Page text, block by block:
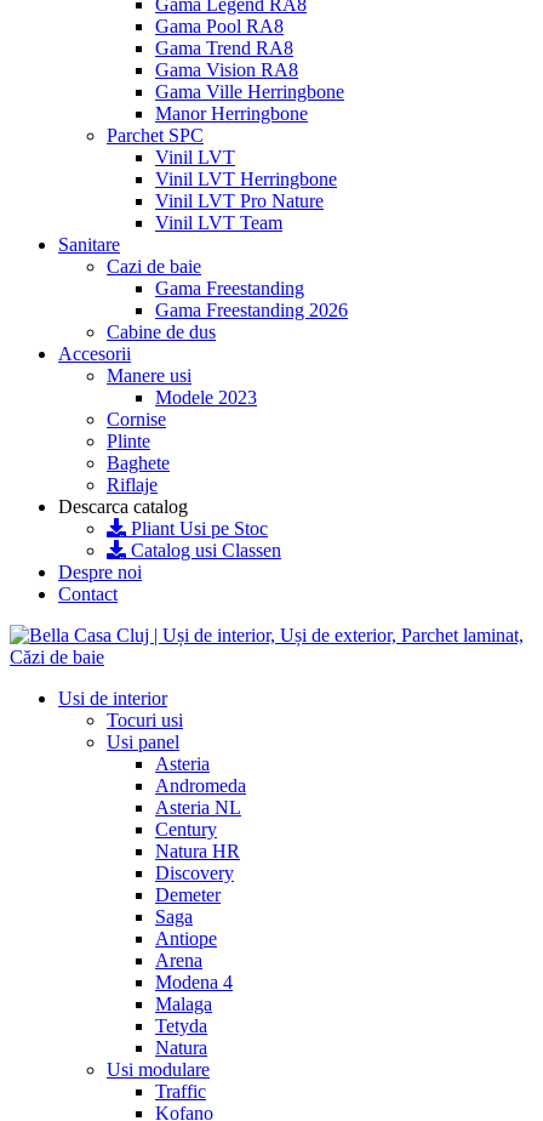
Gama Legend RA8
Gama Pool RA8
Gama Trend RA8
Gama Vision RA8
Gama Ville Herringbone
Manor Herringbone
Parchet SPC
Vinil LVT
Vinil LVT Herringbone
Vinil LVT Pro Nature
Vinil LVT Team
Sanitare
Cazi de baie
Gama Freestanding
Gama Freestanding 2026
Cabine de dus
Accesorii
Manere usi
Modele 2023
Cornise
Plinte
Baghete
Riflaje
Descarca catalog
Pliant Usi pe Stoc
Catalog usi Classen
Despre noi
Contact
Usi de interior
Tocuri usi
Usi panel
Asteria
Andromeda
Asteria NL
Century
Natura HR
Discovery
Demeter
Saga
Antiope
Arena
Modena 4
Malaga
Tetyda
Natura
Usi modulare
Traffic
Kofano